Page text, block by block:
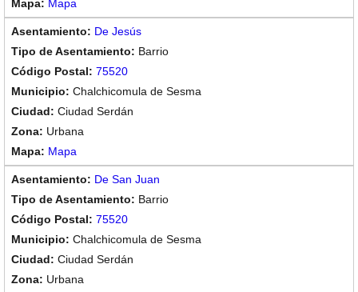
Mapa
De Jesús
Barrio
75520
Chalchicomula de Sesma
Ciudad Serdán
Urbana
Mapa
De San Juan
Barrio
75520
Chalchicomula de Sesma
Ciudad Serdán
Urbana